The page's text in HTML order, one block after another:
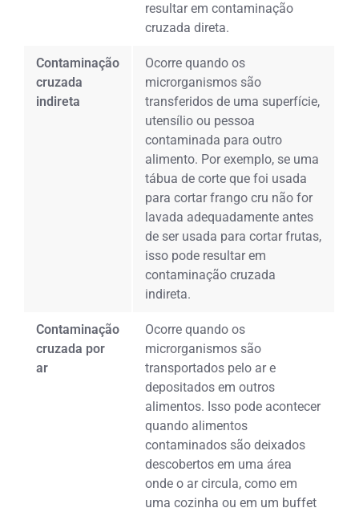
resultar em contaminação
cruzada direta.
Contaminação
cruzada
indireta
Ocorre quando os
microrganismos são
transferidos de uma superfície,
utensílio ou pessoa
contaminada para outro
alimento. Por exemplo, se uma
tábua de corte que foi usada
para cortar frango cru não for
lavada adequadamente antes
de ser usada para cortar frutas,
isso pode resultar em
contaminação cruzada
indireta.
Contaminação
cruzada por
ar
Ocorre quando os
microrganismos são
transportados pelo ar e
depositados em outros
alimentos. Isso pode acontecer
quando alimentos
contaminados são deixados
descobertos em uma área
onde o ar circula, como em
uma cozinha ou em um buffet